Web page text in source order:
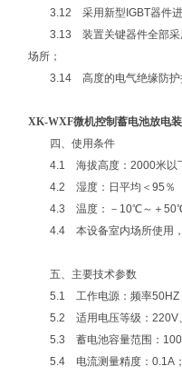
3.12 采用新型IGBT器件进
3.13 装置关键器件全部采用
场所；
3.14 高度的电气绝缘防护
​XK-WXF微机控制蓄电池放电
四、使用条件
4.1 海拔高度：2000米以
4.2 湿度：日平均＜95
4.3 温度：－10℃～＋
4.4 本设备室内场所使用，
五、主要技术参数
5.1 工作电源：频率50HZ
5.2 适用电压等级：220V
5.3 蓄电池容量范围：
5.4 电流测量精度：0.1A